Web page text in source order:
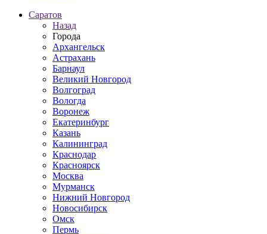
Саратов
Назад
Города
Архангельск
Астрахань
Барнаул
Великий Новгород
Волгоград
Вологда
Воронеж
Екатеринбург
Казань
Калининград
Краснодар
Красноярск
Москва
Мурманск
Нижний Новгород
Новосибирск
Омск
Пермь